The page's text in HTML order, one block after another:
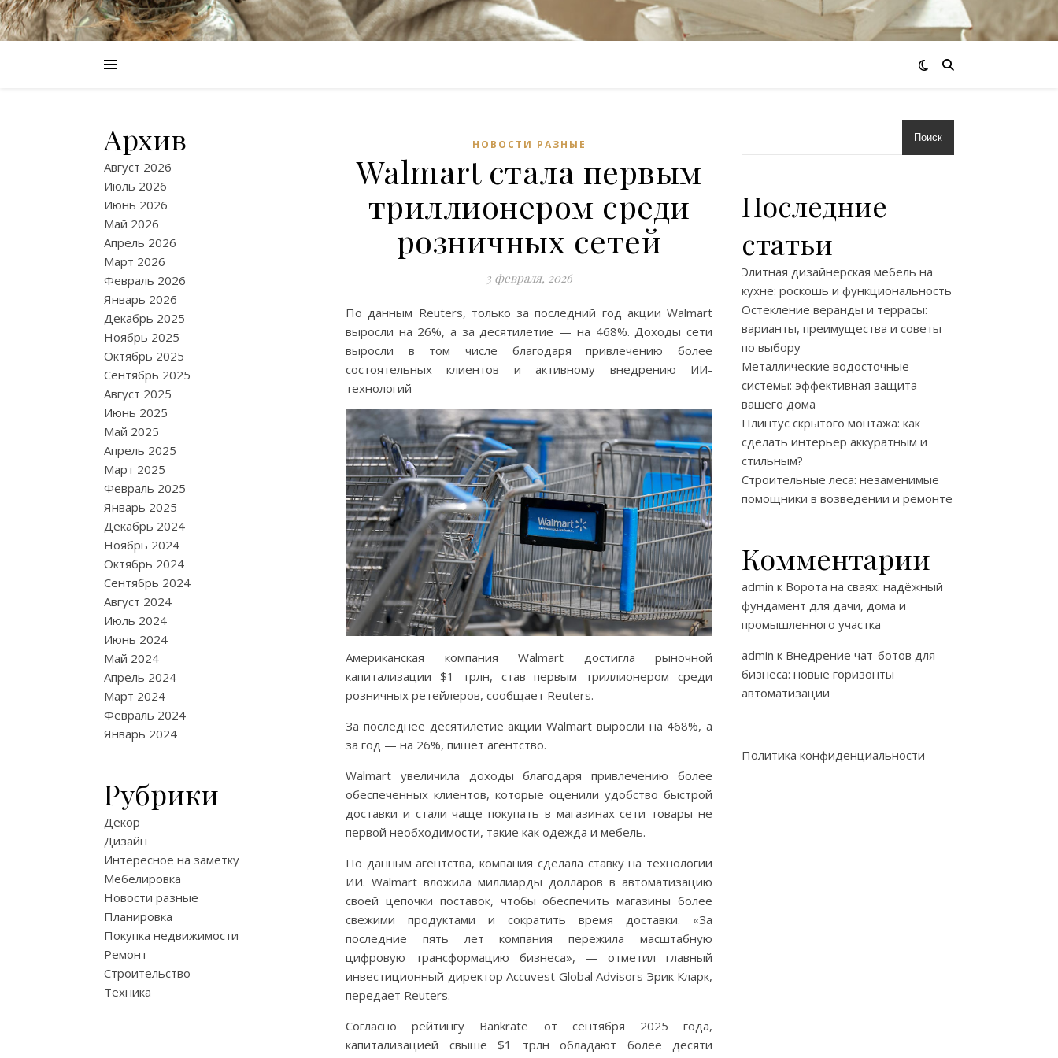
Архив
Август 2026
Июль 2026
Июнь 2026
Май 2026
Апрель 2026
Март 2026
Февраль 2026
Январь 2026
Декабрь 2025
Ноябрь 2025
Октябрь 2025
Сентябрь 2025
Август 2025
Июнь 2025
Май 2025
Апрель 2025
Март 2025
Февраль 2025
Январь 2025
Декабрь 2024
Ноябрь 2024
Октябрь 2024
Сентябрь 2024
Август 2024
Июль 2024
Июнь 2024
Май 2024
Апрель 2024
Март 2024
Февраль 2024
Январь 2024
Рубрики
Декор
Дизайн
Интересное на заметку
Мебелировка
Новости разные
Планировка
Покупка недвижимости
Ремонт
Строительство
Техника
НОВОСТИ РАЗНЫЕ
Walmart стала первым
триллионером среди
розничных сетей
3 февраля, 2026
По данным Reuters, только за последний год акции Walmart
выросли на 26%, а за десятилетие — на 468%. Доходы сети
выросли в том числе благодаря привлечению более
состоятельных клиентов и активному внедрению ИИ-
технологий
Американская компания Walmart достигла рыночной
капитализации $1 трлн, став первым триллионером среди
розничных ретейлеров, сообщает Reuters.
За последнее десятилетие акции Walmart выросли на 468%, а
за год — на 26%, пишет агентство.
Walmart увеличила доходы благодаря привлечению более
обеспеченных клиентов, которые оценили удобство быстрой
доставки и стали чаще покупать в магазинах сети товары не
первой необходимости, такие как одежда и мебель.
По данным агентства, компания сделала ставку на технологии
ИИ. Walmart вложила миллиарды долларов в автоматизацию
своей цепочки поставок, чтобы обеспечить магазины более
свежими продуктами и сократить время доставки. «За
последние пять лет компания пережила масштабную
цифровую трансформацию бизнеса», — отметил главный
инвестиционный директор Accuvest Global Advisors Эрик Кларк,
передает Reuters.
Согласно рейтингу Bankrate от сентября 2025 года,
капитализацией свыше $1 трлн обладают более десяти
Поиск
Последние
статьи
Элитная дизайнерская мебель на
кухне: роскошь и функциональность
Остекление веранды и террасы:
варианты, преимущества и советы
по выбору
Металлические водосточные
системы: эффективная защита
вашего дома
Плинтус скрытого монтажа: как
сделать интерьер аккуратным и
стильным?
Строительные леса: незаменимые
помощники в возведении и ремонте
Комментарии
admin к Ворота на сваях: надёжный
фундамент для дачи, дома и
промышленного участка
admin к Внедрение чат-ботов для
бизнеса: новые горизонты
автоматизации
Политика конфиденциальности